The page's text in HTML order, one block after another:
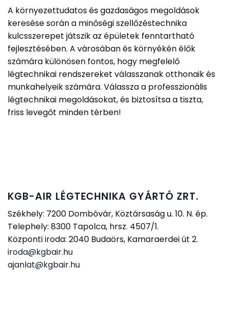
A környezettudatos és gazdaságos megoldások
keresése során a minőségi szellőzéstechnika
kulcsszerepet játszik az épületek fenntartható
fejlesztésében. A városában és környékén élők
számára különösen fontos, hogy megfelelő
légtechnikai rendszereket válasszanak otthonaik és
munkahelyeik számára. Válassza a professzionális
légtechnikai megoldásokat, és biztosítsa a tiszta,
friss levegőt minden térben!
KGB-AIR LÉGTECHNIKA GYÁRTÓ ZRT.
Székhely: 7200 Dombóvár, Köztársaság u. 10. N. ép.
Telephely: 8300 Tapolca, hrsz. 4507/1.
Központi iroda: 2040 Budaörs, Kamaraerdei út 2.
iroda@kgbair.hu
ajanlat@kgbair.hu